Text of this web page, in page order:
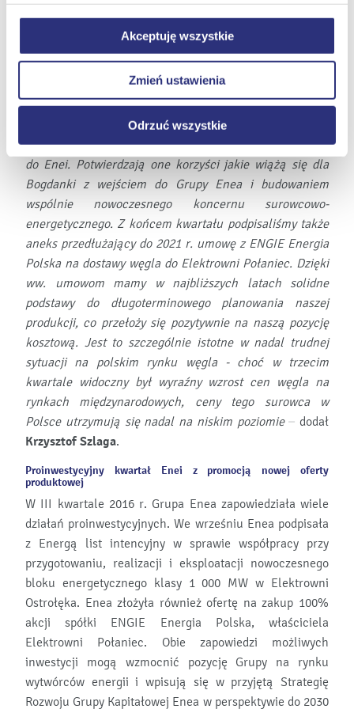
KlikającOdrzuć wszystkie, odmawiacie Państwo
dotyczy jednak plików cookie niezbędnych do
prawidłowego wyświetlania i działania naszych stron
Akceptuję wszystkie
Zmień ustawienia
Odrzuć wszystkie
kopalnią węgla kamiennego w Polsce, zapewniając
terminowe dostawy ponad ¼ węgla potrzebnego polskim
elektrowniom –powiedziałKrzysztof Szlaga, prezes
Lubelskiego Węgla Bogdanka
– W III kwartale wzmocniliśmy nasze długoterminowe
bezpieczeństwo wydobycia, podpisując aneksy do umów
wieloletnich z Eneą Wytwarzanie zwiększające dostawy
do Enei. Potwierdzają one korzyści jakie wiążą się dla
Bogdanki z wejściem do Grupy Enea i budowaniem
wspólnie nowoczesnego koncernu surowcowo-
energetycznego. Z końcem kwartału podpisaliśmy także
aneks przedłużający do 2021 r. umowę z ENGIE Energia
Polska na dostawy węgla do Elektrowni Połaniec. Dzięki
ww. umowom mamy w najbliższych latach solidne
podstawy do długoterminowego planowania naszej
produkcji, co przełoży się pozytywnie na naszą pozycję
kosztową. Jest to szczególnie istotne w nadal trudnej
sytuacji na polskim rynku węgla - choć w trzecim
kwartale widoczny był wyraźny wzrost cen węgla na
rynkach międzynarodowych, ceny tego surowca w
Polsce utrzymują się nadal na niskim poziomie – dodał
Krzysztof Szlaga.
Proinwestycyjny kwartał Enei z promocją nowej oferty
produktowej
W III kwartale 2016 r. Grupa Enea zapowiedziała wiele
działań proinwestycyjnych. We wrześniu Enea podpisała
z Energą list intencyjny w sprawie współpracy przy
przygotowaniu, realizacji i eksploatacji nowoczesnego
bloku energetycznego klasy 1 000 MW w Elektrowni
Ostrołęka. Enea złożyła również ofertę na zakup 100%
akcji spółki ENGIE Energia Polska, właściciela
Elektrowni Połaniec. Obie zapowiedzi możliwych
inwestycji mogą wzmocnić pozycję Grupy na rynku
wytwórców energii i wpisują się w przyjętą Strategię
Rozwoju Grupy Kapitałowej Enea w perspektywie do 2030